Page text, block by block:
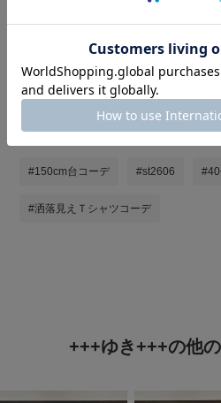
着用アイテムを
タグ
#150cm台コーデ #st2606
#洒落見えＴシャツコーデ
+++ゆき+++の他